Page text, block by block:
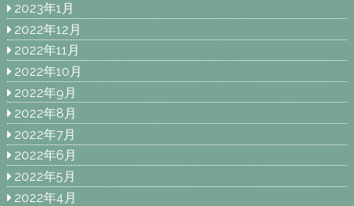
2023年1月
2022年12月
2022年11月
2022年10月
2022年9月
2022年8月
2022年7月
2022年6月
2022年5月
2022年4月